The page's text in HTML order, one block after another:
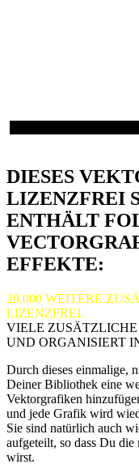
DIESES
LIZENZFREI
ENTHÄLT
EFFEKTE:
20.000 WEITERE
LIZENZFREI.
VIELE
UND ORGANISIERT
Durch dieses einmalige,
Deiner Bibliothek eine
Vektorgrafiken
und jede Grafik wird
Sie sind natürlich auch
aufgeteilt, so dass Du
wirst.